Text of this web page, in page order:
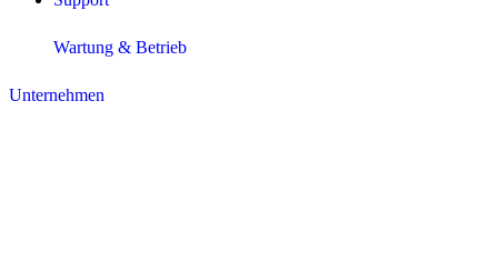
Wartung & Betrieb
Unternehmen